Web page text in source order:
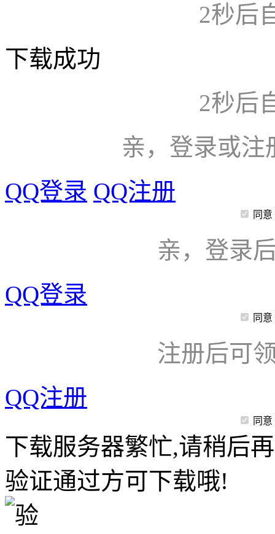
2秒后
下载成功
2秒后
亲，登录或注
QQ登录 QQ注册
同意
亲，登录
QQ登录
同意
注册后可
QQ注册
同意
下载服务器繁忙,请稍后
验证通过方可下载哦!